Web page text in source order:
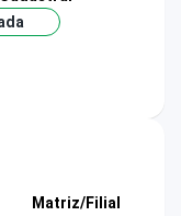
Matriz/Filial